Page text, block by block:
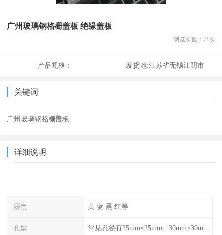
广州玻璃钢格栅盖板 绝缘盖板
浏览次数： 71次
产品规格： 发货地:江苏省无锡江阴市
关键词
广州玻璃钢格栅盖板
详细说明
颜色 黄 蓝 黑 红等
孔型